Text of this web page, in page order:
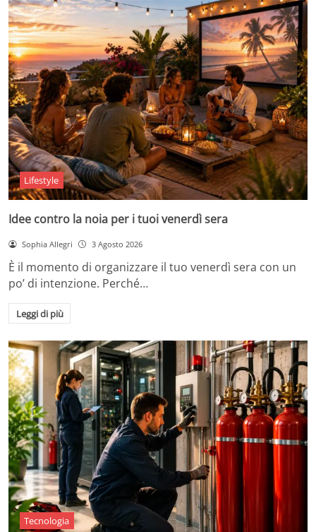
Lifestyle
Idee contro la noia per i tuoi venerdì sera
Sophia Allegri 3 Agosto 2026
È il momento di organizzare il tuo venerdì sera con un
po’ di intenzione. Perché…
Leggi di più
Tecnologia